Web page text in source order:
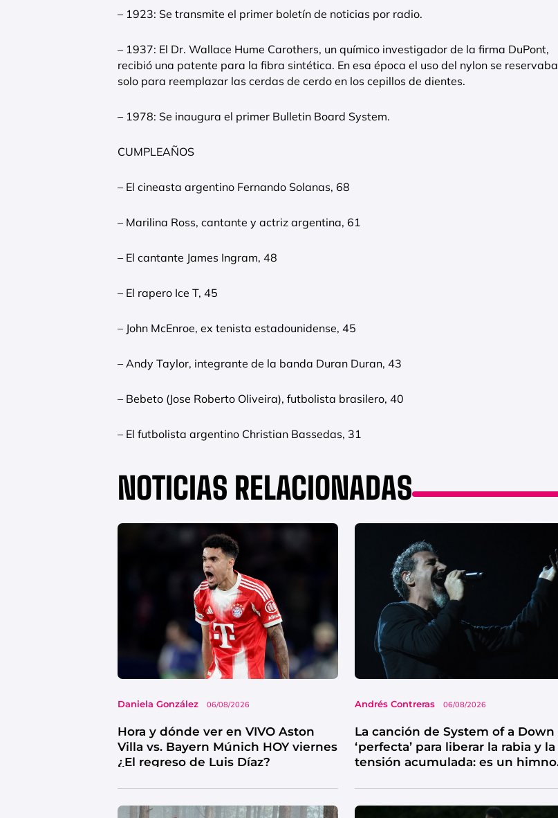
– 1923: Se transmite el primer boletín de noticias por radio.
– 1937: El Dr. Wallace Hume Carothers, un químico investigador de la firma DuPont,
recibió una patente para la fibra sintética. En esa época el uso del nylon se reservaba
solo para reemplazar las cerdas de cerdo en los cepillos de dientes.
– 1978: Se inaugura el primer Bulletin Board System.
CUMPLEAÑOS
– El cineasta argentino Fernando Solanas, 68
– Marilina Ross, cantante y actriz argentina, 61
– El cantante James Ingram, 48
– El rapero Ice T, 45
– John McEnroe, ex tenista estadounidense, 45
– Andy Taylor, integrante de la banda Duran Duran, 43
– Bebeto (Jose Roberto Oliveira), futbolista brasilero, 40
– El futbolista argentino Christian Bassedas, 31
NOTICIAS RELACIONADAS
Daniela González 06/08/2026
Hora y dónde ver en VIVO Aston
Villa vs. Bayern Múnich HOY viernes
¿El regreso de Luis Díaz?
Andrés Contreras 06/08/2026
La canción de System of a Down
‘perfecta’ para liberar la rabia y la
tensión acumulada: es un himno